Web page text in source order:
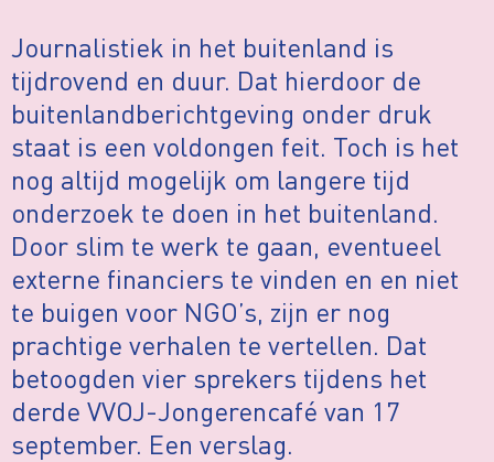
Journalistiek in het buitenland is
tijdrovend en duur. Dat hierdoor de
buitenlandberichtgeving onder druk
staat is een voldongen feit. Toch is het
nog altijd mogelijk om langere tijd
onderzoek te doen in het buitenland.
Door slim te werk te gaan, eventueel
externe financiers te vinden en en niet
te buigen voor NGO’s, zijn er nog
prachtige verhalen te vertellen. Dat
betoogden vier sprekers tijdens het
derde VVOJ-Jongerencafé van 17
september. Een verslag.